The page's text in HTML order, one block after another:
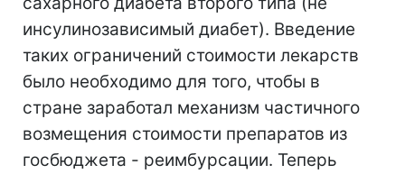
инсулинозависимый диабет). Введение
таких ограничений стоимости лекарств
было необходимо для того, чтобы в
стране заработал механизм частичного
возмещения стоимости препаратов из
госбюджета - реимбурсации. Теперь